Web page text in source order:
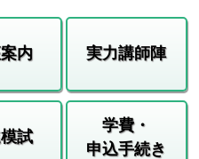
内 実力講師陣
試
学費・
申込手続き